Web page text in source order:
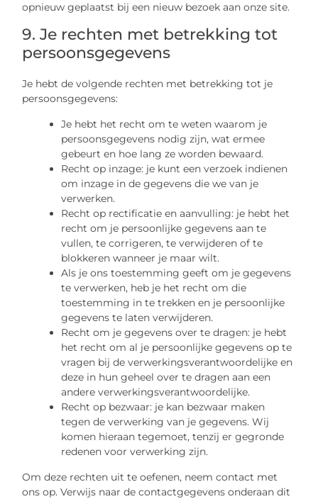
opnieuw geplaatst bij een nieuw bezoek aan onze site.
9. Je rechten met betrekking tot
persoonsgegevens
Je hebt de volgende rechten met betrekking tot je
persoonsgegevens:
Je hebt het recht om te weten waarom je
persoonsgegevens nodig zijn, wat ermee
gebeurt en hoe lang ze worden bewaard.
Recht op inzage: je kunt een verzoek indienen
om inzage in de gegevens die we van je
verwerken.
Recht op rectificatie en aanvulling: je hebt het
recht om je persoonlijke gegevens aan te
vullen, te corrigeren, te verwijderen of te
blokkeren wanneer je maar wilt.
Als je ons toestemming geeft om je gegevens
te verwerken, heb je het recht om die
toestemming in te trekken en je persoonlijke
gegevens te laten verwijderen.
Recht om je gegevens over te dragen: je hebt
het recht om al je persoonlijke gegevens op te
vragen bij de verwerkingsverantwoordelijke en
deze in hun geheel over te dragen aan een
andere verwerkingsverantwoordelijke.
Recht op bezwaar: je kan bezwaar maken
tegen de verwerking van je gegevens. Wij
komen hieraan tegemoet, tenzij er gegronde
redenen voor verwerking zijn.
Om deze rechten uit te oefenen, neem contact met
ons op. Verwijs naar de contactgegevens onderaan dit